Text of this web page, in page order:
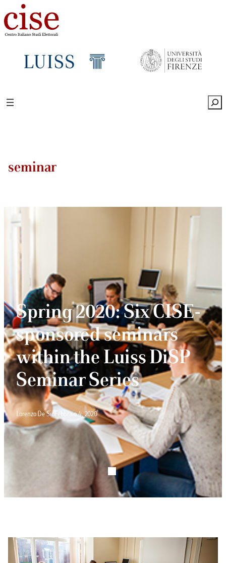
seminar
Spring 2020: Six CISE-
sponsored seminars
within the Luiss DiSP
Seminar Series
Lorenzo De SioFebbraio 4, 2020